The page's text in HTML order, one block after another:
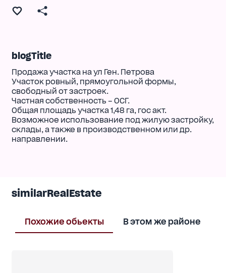
blogTitle
Продажа участка на ул Ген. Петрова
Участок ровный, прямоугольной формы,
свободный от застроек.
Частная собственность – ОСГ.
Общая площадь участка 1,48 га, гос акт.
Возможное использование под жилую застройку,
склады, а также в производственном или др.
направлении.
similarRealEstate
Похожие обьекты В этом же районе